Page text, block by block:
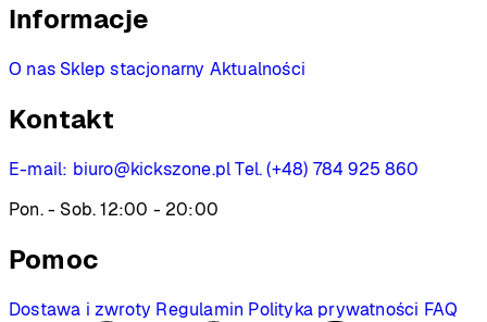
Informacje
O nas Sklep stacjonarny Aktualności
Kontakt
E-mail: biuro@kickszone.pl Tel. (+48) 784 925 860
Pon. - Sob. 12:00 - 20:00
Pomoc
Dostawa i zwroty Regulamin Polityka prywatności FAQ